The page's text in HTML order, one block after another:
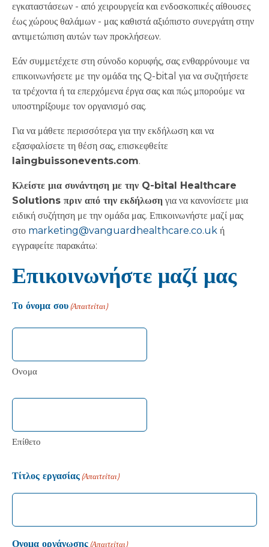
εγκαταστάσεων - από χειρουργεία και ενδοσκοπικές αίθουσες
έως χώρους θαλάμων - μας καθιστά αξιόπιστο συνεργάτη στην
αντιμετώπιση αυτών των προκλήσεων.
Εάν συμμετέχετε στη σύνοδο κορυφής, σας ενθαρρύνουμε να
επικοινωνήσετε με την ομάδα της Q-bital για να συζητήσετε
τα τρέχοντα ή τα επερχόμενα έργα σας και πώς μπορούμε να
υποστηρίξουμε τον οργανισμό σας.
Για να μάθετε περισσότερα για την εκδήλωση και να
εξασφαλίσετε τη θέση σας, επισκεφθείτε
laingbuissonevents.com.
Κλείστε μια συνάντηση με την Q-bital Healthcare
Solutions πριν από την εκδήλωση για να κανονίσετε μια
ειδική συζήτηση με την ομάδα μας. Επικοινωνήστε μαζί μας
στο marketing@vanguardhealthcare.co.uk ή
εγγραφείτε παρακάτω:
Επικοινωνήστε μαζί μας
Το όνομα σου(Απαιτείται)
Ονομα
Επίθετο
Τίτλος εργασίας(Απαιτείται)
Ονομα οργάνωσης(Απαιτείται)